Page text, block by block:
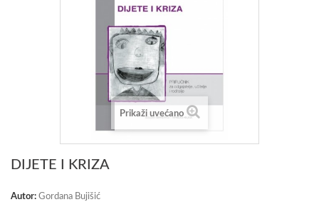
Prikaži uvećano
DIJETE I KRIZA
Autor: Gordana Bujišić